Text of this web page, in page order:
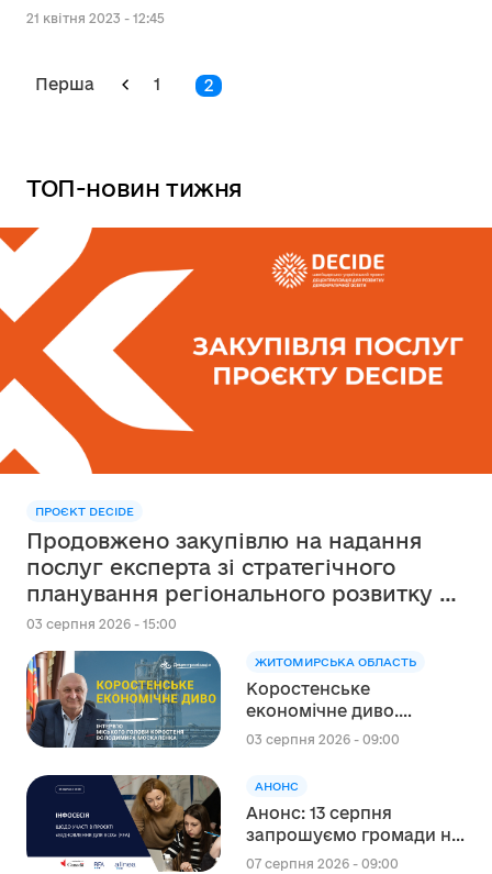
21 квітня 2023 - 12:45
Перша 1 2
ТОП-новин тижня
ПРОЄКТ DECIDE
Продовжено закупівлю на надання
послуг експерта зі стратегічного
планування регіонального розвитку в
сфері освіти в межах реалізації
Швейцарсько-українського Проєкту
DECIDE
03 серпня 2026 - 15:00
ЖИТОМИРСЬКА ОБЛАСТЬ
Коростенське
економічне диво.
Інтерв’ю міського голови
03 серпня 2026 - 09:00
АНОНС
Анонс: 13 серпня
запрошуємо громади на
інформаційну сесію
07 серпня 2026 - 09:00